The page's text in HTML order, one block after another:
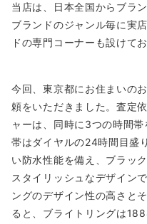
当店は、日本全国からブラ
ブランドのジャンル毎に実
ドの専門コーナーも設けてお
今回、東京都にお住まいの
頼をいただきました。査定
ャーは、同時に3つの時間
帯はダイヤルの24時間目盛
い防水性能を備え、ブラッ
スタイリッシュなデザイン
ングのデザイン性の高さと
ると、ブライトリングは